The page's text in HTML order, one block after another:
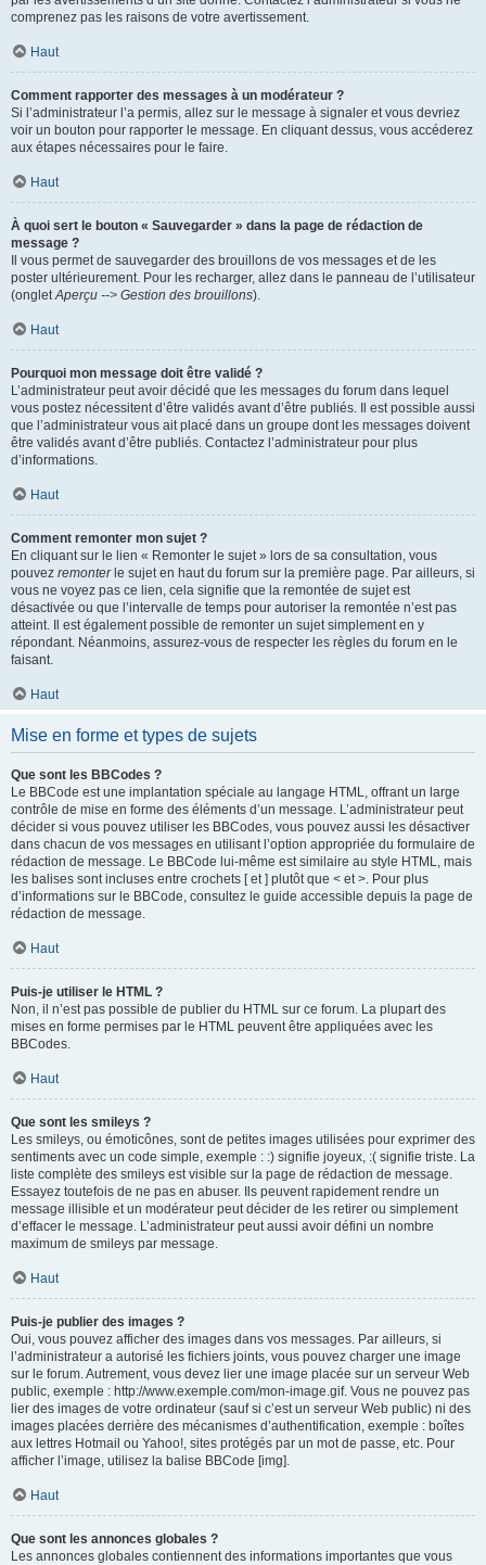
comprenez pas les raisons de votre avertissement.
Haut
Comment rapporter des messages à un modérateur ?
Si l’administrateur l’a permis, allez sur le message à signaler et vous devriez
voir un bouton pour rapporter le message. En cliquant dessus, vous accéderez
aux étapes nécessaires pour le faire.
Haut
À quoi sert le bouton « Sauvegarder » dans la page de rédaction de
message ?
Il vous permet de sauvegarder des brouillons de vos messages et de les
poster ultérieurement. Pour les recharger, allez dans le panneau de l’utilisateur
(ongletAperçu --> Gestion des brouillons).
Haut
Pourquoi mon message doit être validé ?
L’administrateur peut avoir décidé que les messages du forum dans lequel
vous postez nécessitent d’être validés avant d’être publiés. Il est possible aussi
que l’administrateur vous ait placé dans un groupe dont les messages doivent
être validés avant d’être publiés. Contactez l’administrateur pour plus
d’informations.
Haut
Comment remonter mon sujet ?
En cliquant sur le lien « Remonter le sujet » lors de sa consultation, vous
pouvez remonterle sujet en haut du forum sur la première page. Par ailleurs, si
vous ne voyez pas ce lien, cela signifie que la remontée de sujet est
désactivée ou que l’intervalle de temps pour autoriser la remontée n’est pas
atteint. Il est également possible de remonter un sujet simplement en y
répondant. Néanmoins, assurez-vous de respecter les règles du forum en le
faisant.
Haut
Mise en forme et types de sujets
Que sont les BBCodes ?
Le BBCode est une implantation spéciale au langage HTML, offrant un large
contrôle de mise en forme des éléments d’un message. L’administrateur peut
décider si vous pouvez utiliser les BBCodes, vous pouvez aussi les désactiver
dans chacun de vos messages en utilisant l’option appropriée du formulaire de
rédaction de message. Le BBCode lui-même est similaire au style HTML, mais
les balises sont incluses entre crochets [ et ] plutôt que < et >. Pour plus
d’informations sur le BBCode, consultez le guide accessible depuis la page de
rédaction de message.
Haut
Puis-je utiliser le HTML ?
Non, il n’est pas possible de publier du HTML sur ce forum. La plupart des
mises en forme permises par le HTML peuvent être appliquées avec les
BBCodes.
Haut
Que sont les smileys ?
Les smileys, ou émoticônes, sont de petites images utilisées pour exprimer des
sentiments avec un code simple, exemple : :) signifie joyeux, :( signifie triste. La
liste complète des smileys est visible sur la page de rédaction de message.
Essayez toutefois de ne pas en abuser. Ils peuvent rapidement rendre un
message illisible et un modérateur peut décider de les retirer ou simplement
d’effacer le message. L’administrateur peut aussi avoir défini un nombre
maximum de smileys par message.
Haut
Puis-je publier des images ?
Oui, vous pouvez afficher des images dans vos messages. Par ailleurs, si
l’administrateur a autorisé les fichiers joints, vous pouvez charger une image
sur le forum. Autrement, vous devez lier une image placée sur un serveur Web
public, exemple : http://www.exemple.com/mon-image.gif. Vous ne pouvez pas
lier des images de votre ordinateur (sauf si c’est un serveur Web public) ni des
images placées derrière des mécanismes d’authentification, exemple : boîtes
aux lettres Hotmail ou Yahoo!, sites protégés par un mot de passe, etc. Pour
afficher l’image, utilisez la balise BBCode [img].
Haut
Que sont les annonces globales ?
Les annonces globales contiennent des informations importantes que vous